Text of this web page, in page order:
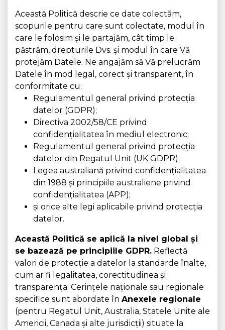
Această Politică descrie ce date colectăm,
scopurile pentru care sunt colectate, modul în
care le folosim și le partajăm, cât timp le
păstrăm, drepturile Dvs. și modul în care Vă
protejăm Datele. Ne angajăm să Vă prelucrăm
Datele în mod legal, corect și transparent, în
conformitate cu:
Regulamentul general privind protecția
datelor (GDPR);
Directiva 2002/58/CE privind
confidențialitatea în mediul electronic;
Regulamentul general privind protecția
datelor din Regatul Unit (UK GDPR);
Legea australiană privind confidențialitatea
din 1988 și principiile australiene privind
confidențialitatea (APP);
și orice alte legi aplicabile privind protecția
datelor.
Această Politică se aplică la nivel global și
se bazează pe principiile GDPR. Reflectă
valori de protecție a datelor la standarde înalte,
cum ar fi legalitatea, corectitudinea și
transparența. Cerințele naționale sau regionale
specifice sunt abordate în Anexele regionale
(pentru Regatul Unit, Australia, Statele Unite ale
Americii, Canada și alte jurisdicții) situate la